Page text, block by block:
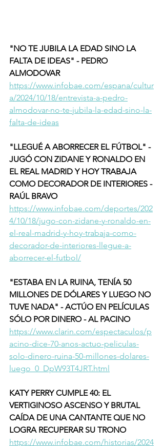
"NO TE JUBILA LA EDAD SINO LA
FALTA DE IDEAS" - PEDRO
ALMODOVAR
https://www.infobae.com/espana/cultur
a/2024/10/18/entrevista-a-pedro-
almodovar-no-te-jubila-la-edad-sino-la-
falta-de-ideas
"LLEGUÉ A ABORRECER EL FÚTBOL" -
JUGÓ CON ZIDANE Y RONALDO EN
EL REAL MADRID Y HOY TRABAJA
COMO DECORADOR DE INTERIORES -
RAÚL BRAVO
https://www.infobae.com/deportes/202
4/10/18/jugo-con-zidane-y-ronaldo-en-
el-real-madrid-y-hoy-trabaja-como-
decorador-de-interiores-llegue-a-
aborrecer-el-futbol/
"ESTABA EN LA RUINA, TENÍA 50
MILLONES DE DÓLARES Y LUEGO NO
TUVE NADA" - ACTÚO EN PELÍCULAS
SÓLO POR DINERO - AL PACINO
https://www.clarin.com/espectaculos/p
acino-dice-70-anos-actuo-peliculas-
solo-dinero-ruina-50-millones-dolares-
luego_0_DpW93T4JRT.html
KATY PERRY CUMPLE 40: EL
VERTIGINOSO ASCENSO Y BRUTAL
CAÍDA DE UNA CANTANTE QUE NO
LOGRA RECUPERAR SU TRONO
https://www.infobae.com/historias/2024